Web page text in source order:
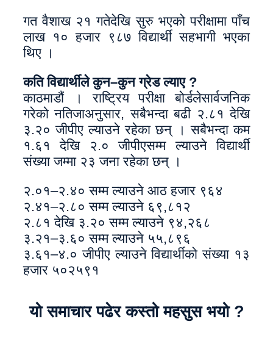
गत वैशाख २१ गतेदेखि सुरु भएको परीक्षामा पाँच
लाख १० हजार ९८७ विद्यार्थी सहभागी भएका
थिए ।
कति विद्यार्थीले कुन–कुन ग्रेड ल्याए ?
काठमाडौं । राष्ट्रिय परीक्षा बोर्डलेसार्वजनिक
गरेको नतिजाअनुसार, सबैभन्दा बढी २.८१ देखि
३.२० जीपीए ल्याउने रहेका छन् । सबैभन्दा कम
१.६१ देखि २.० जीपीएसम्म ल्याउने विद्यार्थी
संख्या जम्मा २३ जना रहेका छन् ।
२.०१–२.४० सम्म ल्याउने आठ हजार ९६४
२.४१–२.८० सम्म ल्याउने ६९,८१२
२.८१ देखि ३.२० सम्म ल्याउने ९४,२६८
३.२१–३.६० सम्म ल्याउने ५५,८९६
३.६१–४.० जीपीए ल्याउने विद्यार्थीको संख्या १३
हजार ५०२५९१
यो समाचार पढेर कस्तो महसुस भयो ?